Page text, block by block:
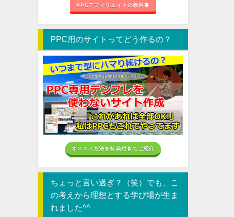
PPCアフィリエイトの教科書
PPC用のサイトってどう作るの？
オススメ方法を特典付きでご紹介
ちょっと言い過ぎ？（笑）でも、こ
の考えから理想とする学び場が生ま
れました^^